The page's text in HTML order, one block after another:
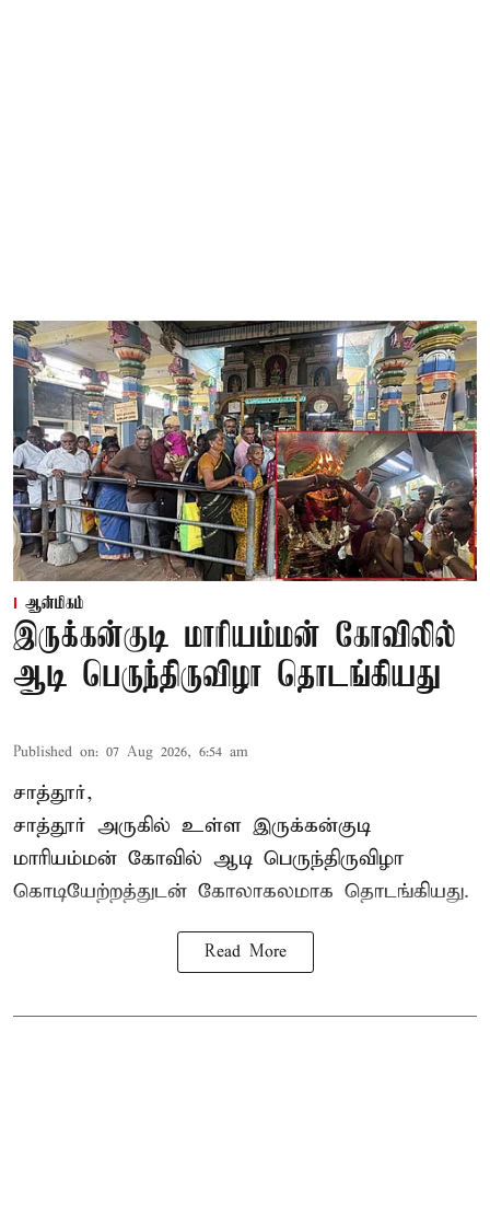
ஆன்மிகம்
இருக்கன்குடி மாரியம்மன் கோவிலில்
ஆடி பெருந்திருவிழா தொடங்கியது
Published on: 07 Aug 2026, 6:54 am
சாத்தூர்,
சாத்தூர் அருகில் உள்ள இருக்கன்குடி
மாரியம்மன் கோவில் ஆடி பெருந்திருவிழா
கொடியேற்றத்துடன் கோலாகலமாக தொடங்கியது.
Read More